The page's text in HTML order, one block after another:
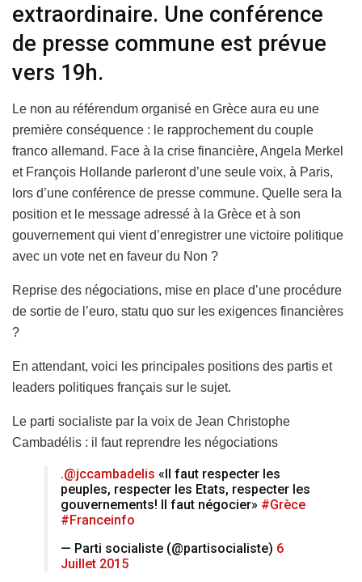
extraordinaire. Une conférence
de presse commune est prévue
vers 19h.
Le non au référendum organisé en Grèce aura eu une
première conséquence : le rapprochement du couple
franco allemand. Face à la crise financière, Angela Merkel
et François Hollande parleront d’une seule voix, à Paris,
lors d’une conférence de presse commune. Quelle sera la
position et le message adressé à la Grèce et à son
gouvernement qui vient d’enregistrer une victoire politique
avec un vote net en faveur du Non ?
Reprise des négociations, mise en place d’une procédure
de sortie de l’euro, statu quo sur les exigences financières
?
En attendant, voici les principales positions des partis et
leaders politiques français sur le sujet.
Le parti socialiste par la voix de Jean Christophe
Cambadélis : il faut reprendre les négociations
.@jccambadelis «Il faut respecter les
peuples, respecter les Etats, respecter les
gouvernements! Il faut négocier» #Grèce
#Franceinfo
— Parti socialiste (@partisocialiste) 6
Juillet 2015